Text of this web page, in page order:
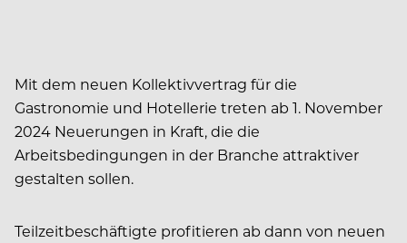
Mit dem neuen Kollektivvertrag für die
Gastronomie und Hotellerie treten ab 1. November
2024 Neuerungen in Kraft, die die
Arbeitsbedingungen in der Branche attraktiver
gestalten sollen.
Teilzeitbeschäftigte profitieren ab dann von neuen